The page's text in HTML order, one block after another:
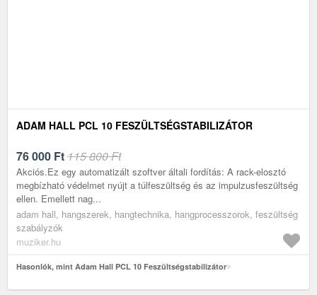
ADAM HALL PCL 10 FESZÜLTSÉGSTABILIZÁTOR
76 000 Ft115 800 Ft
Akciós.Ez egy automatizált szoftver általi fordítás: A rack-elosztó
megbízható védelmet nyújt a túlfeszültség és az impulzusfeszültség
ellen. Emellett nag...
adam hall, hangszerek, hangtechnika, hangprocesszorok, feszültség
szabályzók
muziker.hu
Hasonlók, mint Adam Hall PCL 10 Feszültségstabilizátor